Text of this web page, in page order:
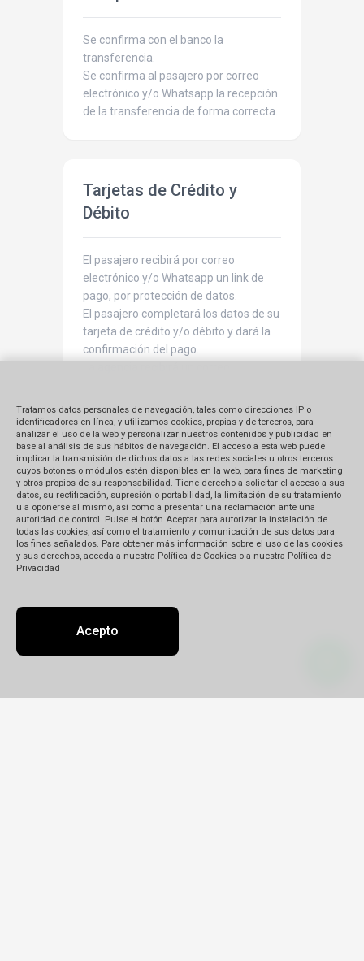
Se confirma con el banco la
transferencia.
Se confirma al pasajero por correo
electrónico y/o Whatsapp la recepción
de la transferencia de forma correcta.
Tarjetas de Crédito y
Débito
El pasajero recibirá por correo
electrónico y/o Whatsapp un link de
pago, por protección de datos.
El pasajero completará los datos de su
tarjeta de crédito y/o débito y dará la
confirmación del pago.
confirma al pasajero por correo
electrónico y/o Whatsapp la recepción
del pago.
Tratamos datos personales de navegación, tales como direcciones IP o
identificadores en línea, y utilizamos cookies, propias y de terceros, para
analizar el uso de la web y personalizar nuestros contenidos y publicidad en
base al análisis de sus hábitos de navegación. El acceso a esta web puede
implicar la transmisión de dichos datos a las redes sociales u otros terceros
cuyos botones o módulos estén disponibles en la web, para fines de marketing
y otros propios de su responsabilidad. Tiene derecho a solicitar el acceso a sus
datos, su rectificación, supresión o portabilidad, la limitación de su tratamiento
u a oponerse al mismo, así como a presentar una reclamación ante una
autoridad de control. Pulse el botón Aceptar para autorizar la instalación de
todas las cookies, así como el tratamiento y comunicación de sus datos para
los fines señalados. Para obtener más información sobre el uso de las cookies
y sus derechos, acceda a nuestra Política de Cookies o a nuestra Política de
Privacidad
Acepto